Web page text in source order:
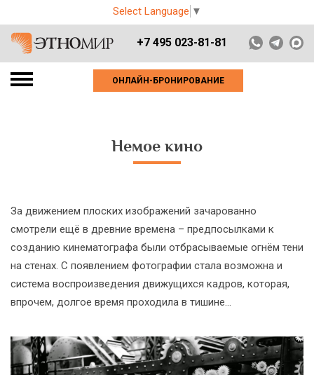
Select Language ▼
+7 495 023-81-81
ОНЛАЙН-БРОНИРОВАНИЕ
Немое кино
За движением плоских изображений зачарованно
смотрели ещё в древние времена – предпосылками к
созданию кинематографа были отбрасываемые огнём тени
на стенах. С появлением фотографии стала возможна и
система воспроизведения движущихся кадров, которая,
впрочем, долгое время проходила в тишине…